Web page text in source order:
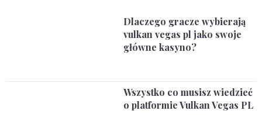
Dlaczego gracze wybierają
vulkan vegas pl jako swoje
główne kasyno?
Wszystko co musisz wiedzieć
o platformie Vulkan Vegas PL